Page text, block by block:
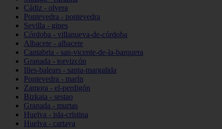
Cádiz - olvera
Pontevedra - pontevedra
Sevilla - gines
Córdoba - villanueva-de-córdoba
Albacete - albacete
Cantabria - san-vicente-de-la-barquera
Granada - torvizcón
Illes-balears - santa-margalida
Pontevedra - marín
Zamora - el-perdigón
Bizkaia - sestao
Granada - murtas
Huelva - isla-cristina
Huelva - cartaya